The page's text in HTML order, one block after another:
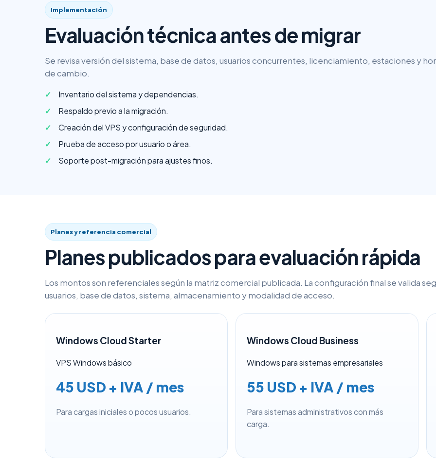
Implementación
Evaluación técnica antes de migrar
Se revisa versión del sistema, base de datos, usuarios concurrentes, licenciamiento, estaciones y
de cambio.
Inventario del sistema y dependencias.
Respaldo previo a la migración.
Creación del VPS y configuración de seguridad.
Prueba de acceso por usuario o área.
Soporte post-migración para ajustes finos.
Planes y referencia comercial
Planes publicados para evaluación rápida
Los montos son referenciales según la matriz comercial publicada. La configuración final se valida
usuarios, base de datos, sistema, almacenamiento y modalidad de acceso.
Windows Cloud Starter
VPS Windows básico
45 USD + IVA / mes
Para cargas iniciales o pocos usuarios.
Windows Cloud Business
Windows para sistemas empresariales
55 USD + IVA / mes
Para sistemas administrativos con más
carga.